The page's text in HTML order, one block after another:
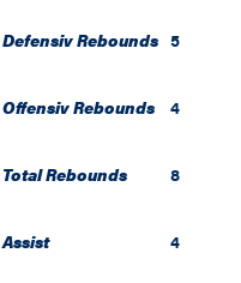
Defensiv Rebounds 5
Offensiv Rebounds 4
Total Rebounds 8
Assist 4